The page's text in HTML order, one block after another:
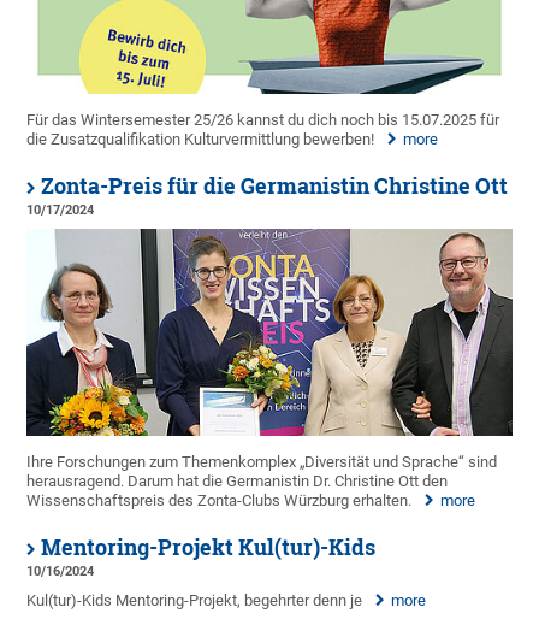
Für das Wintersemester 25/26 kannst du dich noch bis 15.07.2025 für
die Zusatzqualifikation Kulturvermittlung bewerben!
more
Zonta-Preis für die Germanistin Christine Ott
10/17/2024
Ihre Forschungen zum Themenkomplex „Diversität und Sprache“ sind
herausragend. Darum hat die Germanistin Dr. Christine Ott den
Wissenschaftspreis des Zonta-Clubs Würzburg erhalten.
more
Mentoring-Projekt Kul(tur)-Kids
10/16/2024
Kul(tur)-Kids Mentoring-Projekt, begehrter denn je more